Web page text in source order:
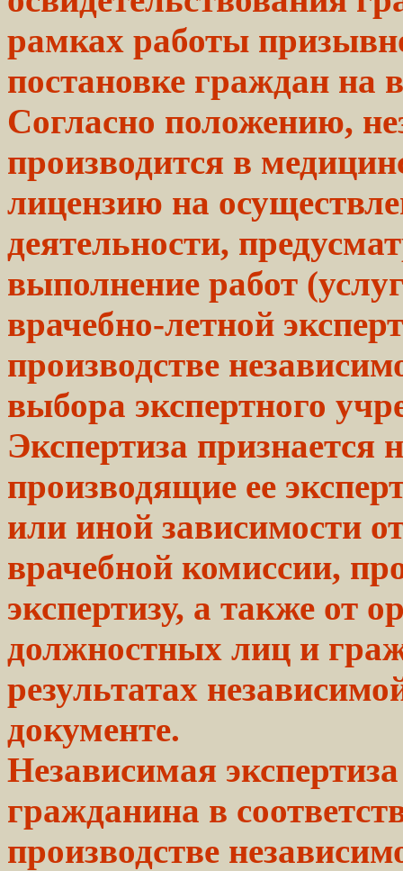
рамках работы
постановке граждан на
Согласно положению,
производится в
лицензию на
деятельности,
выполнение работ
врачебно-летной
производстве
выбора экспертного
Экспертиза признается
производящие ее
или иной зависимости
врачебной комиссии,
экспертизу, а также от
должностных лиц и
результатах
документе.
Независимая
гражданина в
производстве